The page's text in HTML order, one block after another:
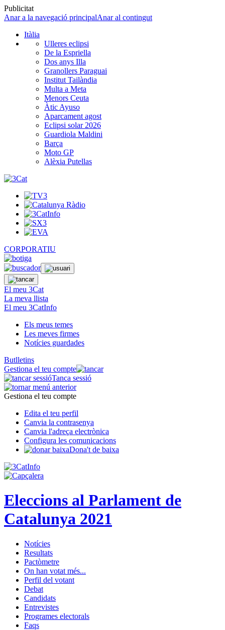
Publicitat
Anar a la navegació principalAnar al contingut
Itàlia
Ulleres eclipsi
De la Espriella
Dos anys Illa
Granollers Paraguai
Institut Tailàndia
Multa a Meta
Menors Ceuta
Àtic Ayuso
Aparcament agost
Eclipsi solar 2026
Guardiola Maldini
Barça
Moto GP
Alèxia Putellas
CORPORATIU
El meu 3Cat
La meva llista
El meu 3CatInfo
Els meus temes
Les meves firmes
Notícies guardades
Butlletins
Gestiona el teu compte
Tanca sessió
Gestiona el teu compte
Edita el teu perfil
Canvia la contrasenya
Canvia l'adreça electrònica
Configura les comunicacions
Dona't de baixa
Eleccions al Parlament de
Catalunya 2021
Notícies
Resultats
Pactòmetre
On han votat més...
Perfil del votant
Debat
Candidats
Entrevistes
Programes electorals
Faqs